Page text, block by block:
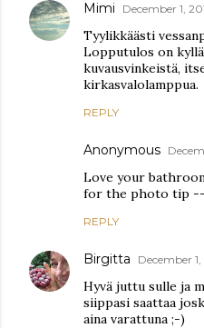
Mimi December 1,
Tyylikkäästi
Lopputulos on
kuvausvinkeistä,
kirkasvalolamppua.
REPLY
Anonymous
Love your
for the photo tip --
REPLY
Birgitta December 1,
Hyvä juttu sulle ja
siippasi saattaa
aina varattuna ;-)